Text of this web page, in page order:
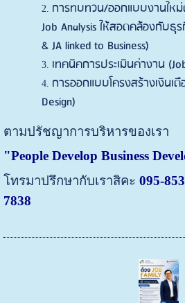
การทบทวน/ออกแบบงานใหม่
Job Analysis ให้สอดคล้องกับธุ
& JA linked to Business)
เทคนิคการประเมินค่างาน
การออกแบบโครงสร้างเงินเ
Design)
ตามปรัชญาการบริหารของเรา
"People Develop Business
โทรมาปรึกษากับเราสิคะ 095-
7838